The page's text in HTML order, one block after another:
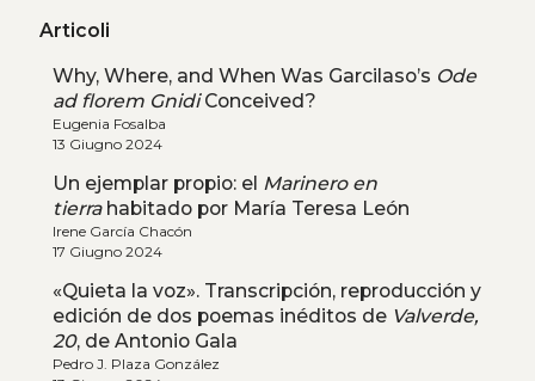
Articoli
Why, Where, and When Was Garcilaso’s Ode
ad florem GnidiConceived?
Eugenia Fosalba
13 Giugno 2024
Un ejemplar propio: el Marinero en
tierrahabitado por María Teresa León
Irene García Chacón
17 Giugno 2024
«Quieta la voz». Transcripción, reproducción y
edición de dos poemas inéditos de Valverde,
20, de Antonio Gala
Pedro J. Plaza González